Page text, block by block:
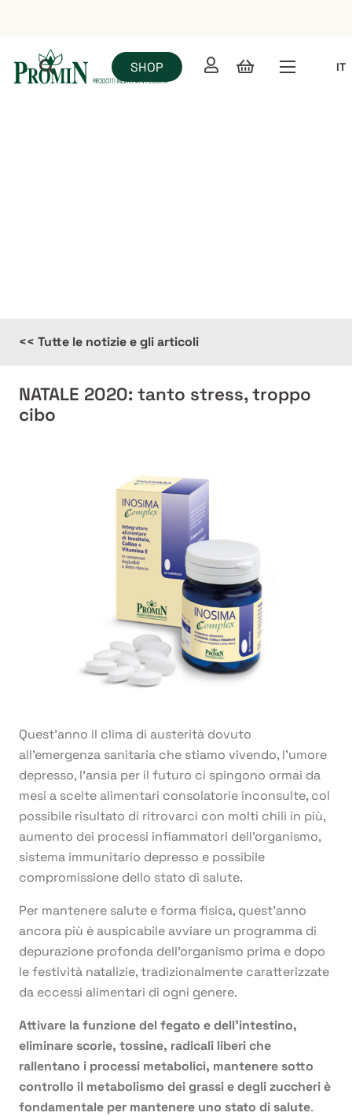
SHOP IT
<< Tutte le notizie e gli articoli
NATALE 2020: tanto stress, troppo
cibo
Quest’anno il clima di austerità dovuto
all’emergenza sanitaria che stiamo vivendo, l’umore
depresso, l’ansia per il futuro ci spingono ormai da
mesi a scelte alimentari consolatorie inconsulte, col
possibile risultato di ritrovarci con molti chili in più,
aumento dei processi infiammatori dell’organismo,
sistema immunitario depresso e possibile
compromissione dello stato di salute.
Per mantenere salute e forma fisica, quest’anno
ancora più è auspicabile avviare un programma di
depurazione profonda dell’organismo prima e dopo
le festività natalizie, tradizionalmente caratterizzate
da eccessi alimentari di ogni genere.
Attivare la funzione del fegato e dell’intestino,
eliminare scorie, tossine, radicali liberi che
rallentano i processi metabolici, mantenere sotto
controllo il metabolismo dei grassi e degli zuccheri è
fondamentale per mantenere uno stato di salute.